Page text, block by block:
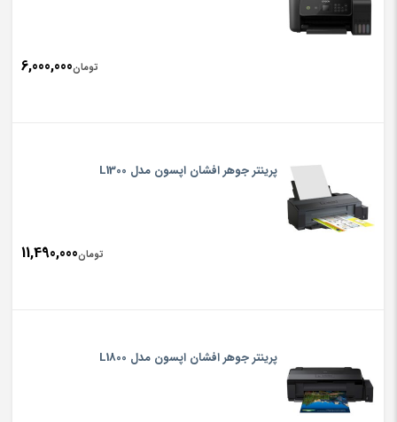
تومان6,000,000
پرینتر جوهر افشان اپسون مدل L1300
تومان11,490,000
پرینتر جوهر افشان اپسون مدل L1800